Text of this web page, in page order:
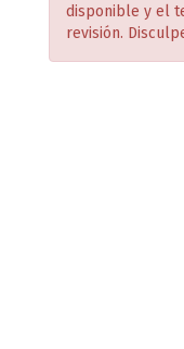
disponible y el
revisión.